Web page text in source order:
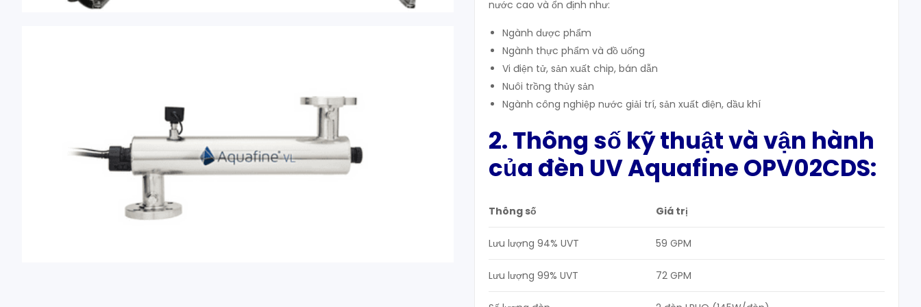
nước cao và ổn định như:
Ngành dược phẩm
Ngành thực phẩm và đồ uống
Vi điện tử, sản xuất chip, bán dẫn
Nuôi trồng thủy sản
Ngành công nghiệp nước giải trí, sản xuất điện, dầu khí
2. Thông số kỹ thuật và vận hành
của đèn UV Aquafine OPV02CDS:
Thông số Giá trị
Lưu lượng 94% UVT 59 GPM
Lưu lượng 99% UVT 72 GPM